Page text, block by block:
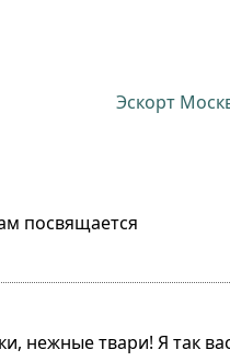
Эскорт
посвящается
нежные твари! Я так